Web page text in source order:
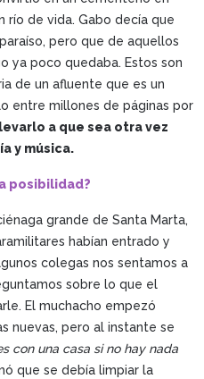
río de vida. Gabo decía que
pero que de aquellos
ya poco quedaba. Estos son
de un afluente que es un
entre millones de páginas por
a que sea otra vez
y música.
posibilidad?
grande de Santa Marta,
habían entrado y
colegas nos sentamos a
sobre lo que el
El muchacho empezó
nuevas, pero al instante se
con una casa si no hay nada
que se debía limpiar la